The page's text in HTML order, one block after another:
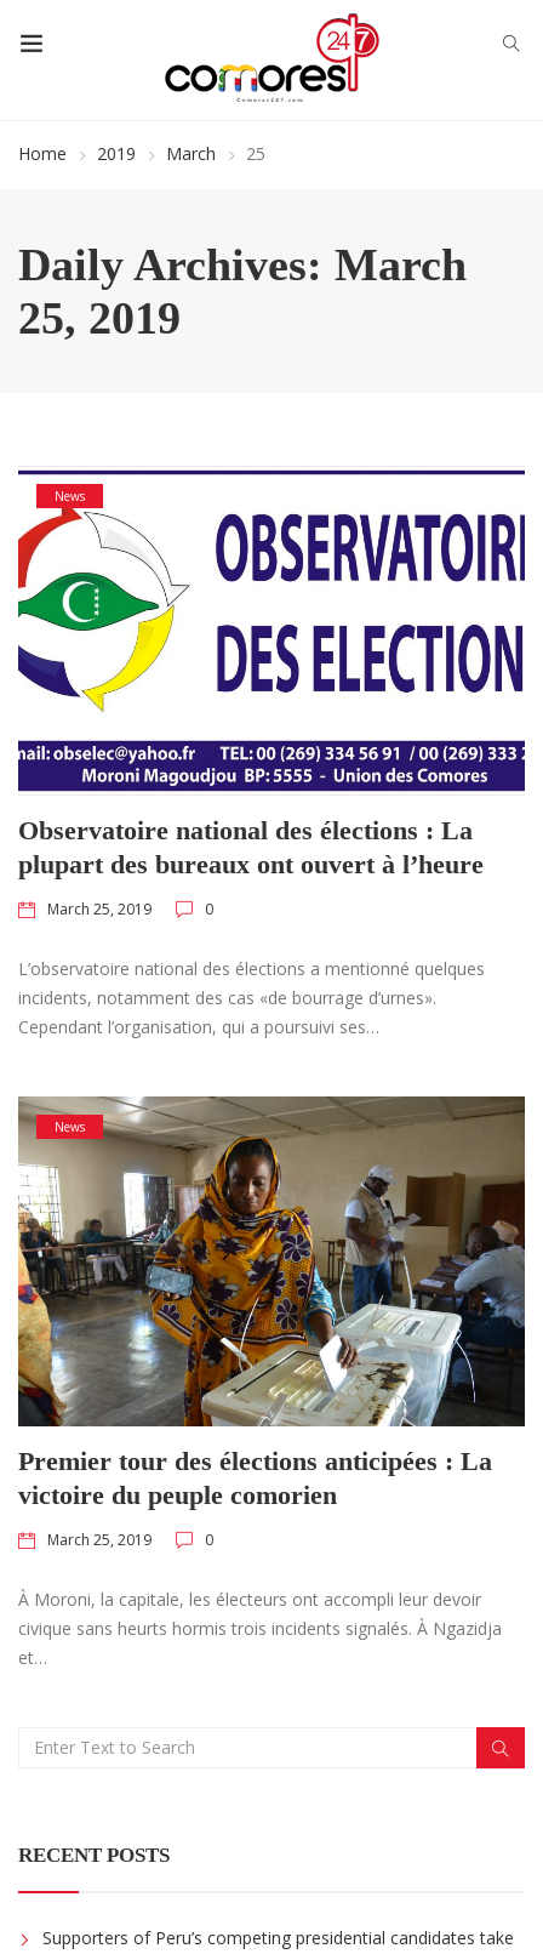
Home 2019 March 25
Daily Archives: March
25, 2019
News
Observatoire national des élections : La
plupart des bureaux ont ouvert à l’heure
March 25, 2019 0
L’observatoire national des élections a mentionné quelques
incidents, notamment des cas «de bourrage d’urnes».
Cependant l’organisation, qui a poursuivi ses…
News
Premier tour des élections anticipées : La
victoire du peuple comorien
March 25, 2019 0
À Moroni, la capitale, les électeurs ont accompli leur devoir
civique sans heurts hormis trois incidents signalés. À Ngazidja
et…
RECENT POSTS
Supporters of Peru’s competing presidential candidates take